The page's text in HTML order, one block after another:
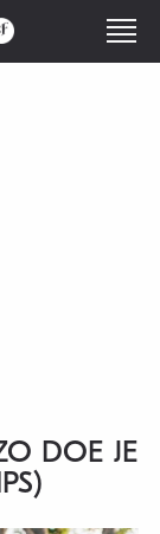
DOE JE